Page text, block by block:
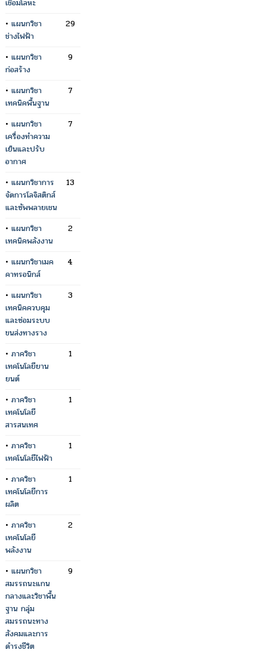
เชื่อมโลหะ
• แผนกวิชา
ช่างไฟฟ้า
29
• แผนกวิชา
ก่อสร้าง
9
• แผนกวิชา
เทคนิคพื้นฐาน
7
• แผนกวิชา
เครื่องทำความ
เย็นและปรับ
อากาศ
7
• แผนกวิชาการ
จัดการโลจิสติกส์
และซัพพลายเชน
13
• แผนกวิชา
เทคนิคพลังงาน
2
• แผนกวิชาเมค
คาทรอนิกส์
4
• แผนกวิชา
เทคนิคควบคุม
และซ่อมระบบ
ขนส่งทางราง
3
• ภาควิชา
เทคโนโลยียาน
ยนต์
1
• ภาควิชา
เทคโนโลยี
สารสนเทศ
1
• ภาควิชา
เทคโนโลยีไฟฟ้า
1
• ภาควิชา
เทคโนโลยีการ
ผลิต
1
• ภาควิชา
เทคโนโลยี
พลังงาน
2
• แผนกวิชา
สมรรถนะแกน
กลางและวิชาพื้น
ฐาน กลุ่ม
สมรรถนะทาง
สังคมและการ
ดำรงชีวิต
9